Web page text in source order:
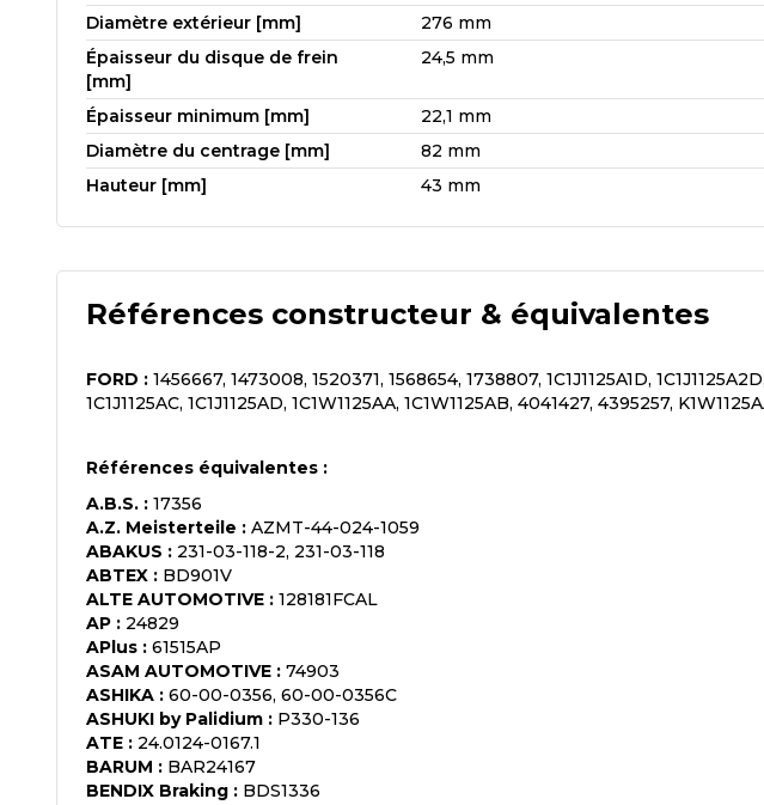
Diamètre extérieur [mm]
276 mm
Épaisseur du disque de frein
[mm]
24,5 mm
Épaisseur minimum [mm]
22,1 mm
Diamètre du centrage [mm]
82 mm
Hauteur [mm]
43 mm
Références constructeur & équivalentes
FORD : 1456667, 1473008, 1520371, 1568654, 1738807, 1C1J1125A1D,
1C1J1125AC, 1C1J1125AD, 1C1W1125AA, 1C1W1125AB, 4041427, 4395257,
Références équivalentes :
A.B.S. : 17356
A.Z. Meisterteile : AZMT-44-024-1059
ABAKUS : 231-03-118-2, 231-03-118
ABTEX : BD901V
ALTE AUTOMOTIVE : 128181FCAL
AP : 24829
APlus : 61515AP
ASAM AUTOMOTIVE : 74903
ASHIKA : 60-00-0356, 60-00-0356C
ASHUKI by Palidium : P330-136
ATE : 24.0124-0167.1
BARUM : BAR24167
BENDIX Braking : BDS1336